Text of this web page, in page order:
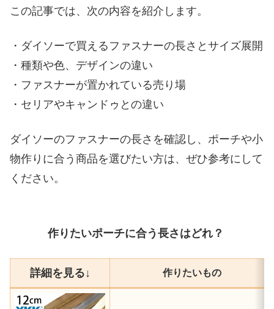
この記事では、次の内容を紹介します。
・ダイソーで買えるファスナーの長さとサイズ展開
・種類や色、デザインの違い
・ファスナーが置かれている売り場
・セリアやキャンドゥとの違い
ダイソーのファスナーの長さを確認し、ポーチや小
物作りに合う商品を選びたい方は、ぜひ参考にして
ください。
作りたいポーチに合う長さはどれ？
詳細を見る↓ 作りたいもの